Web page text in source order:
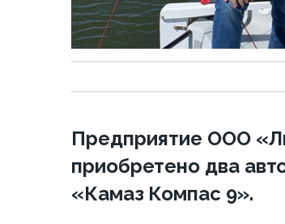
Предприятие ООО
приобретено два
«Камаз Компас 9».